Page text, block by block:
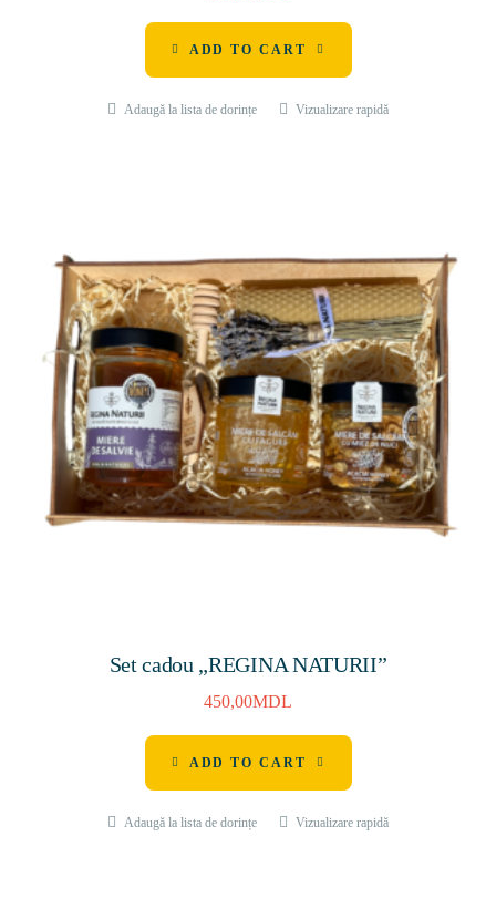
ADD TO CART
Adaugă la lista de dorințe Vizualizare rapidă
Set cadou „REGINA NATURII”
450,00MDL
ADD TO CART
Adaugă la lista de dorințe Vizualizare rapidă